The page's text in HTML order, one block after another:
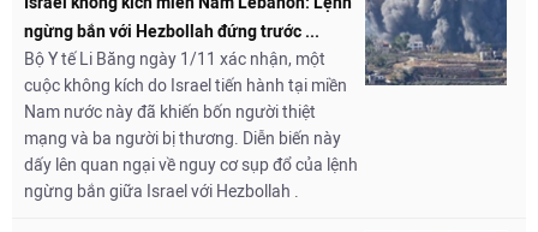
ngừng bắn với Hezbollah đứng trước ...
Bộ Y tế Li Băng ngày 1/11 xác nhận, một
cuộc không kích do Israel tiến hành tại miền
Nam nước này đã khiến bốn người thiệt
mạng và ba người bị thương. Diễn biến này
dấy lên quan ngại về nguy cơ sụp đổ của lệnh
ngừng bắn giữa Israel với Hezbollah .